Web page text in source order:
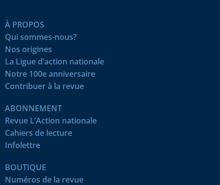
À PROPOS
Qui sommes-nous?
Nos origines
La Ligue d’action nationale
Notre 100e anniversaire
Contribuer à la revue
ABONNEMENT
Revue L’Action nationale
Cahiers de lecture
Infolettre
BOUTIQUE
Numéros de la revue